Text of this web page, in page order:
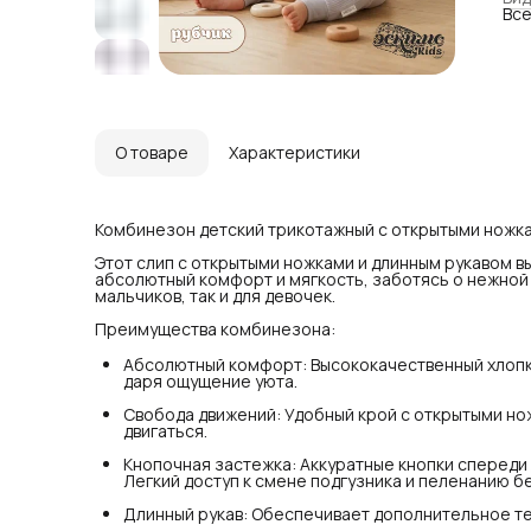
О товаре Характеристики
Комбинезон детский трикотажный с открытыми
Этот слип с открытыми ножками и длинным рукавом
абсолютный комфорт и мягкость, заботясь о
мальчиков, так и для девочек.
Преимущества комбинезона:
Абсолютный комфорт: Высококачественный
даря ощущение уюта.
Свобода движений: Удобный крой с открытыми
двигаться.
Кнопочная застежка: Аккуратные кнопки
Легкий доступ к смене подгузника и пеленанию
Длинный рукав: Обеспечивает дополнительное